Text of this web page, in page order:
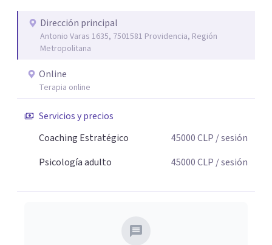
Dirección principal
Antonio Varas 1635, 7501581 Providencia, Región
Metropolitana
Online
Terapia online
Servicios y precios
Coaching Estratégico
45000CLP / sesión
Psicología adulto
45000CLP / sesión